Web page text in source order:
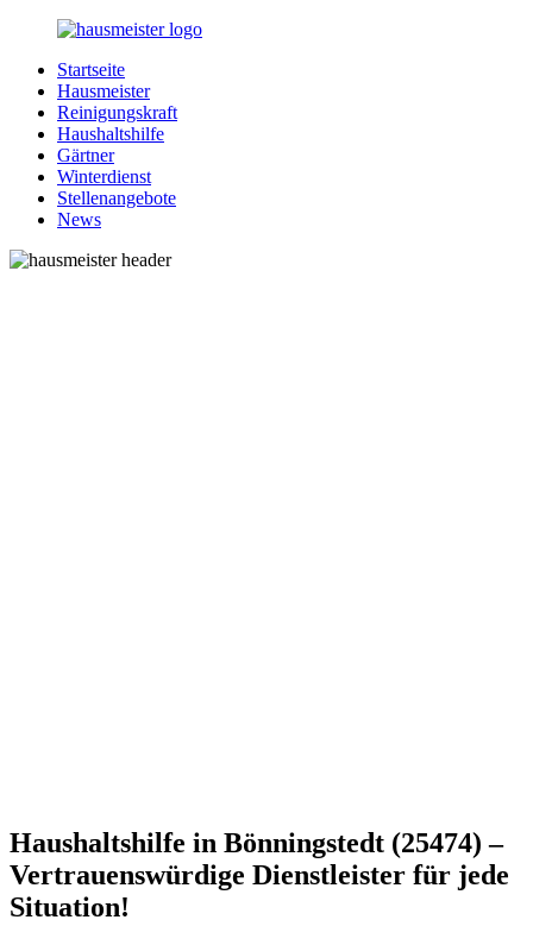
Zurück
Inhalt
Hausmeister.de
Alles
rund
Ihren
Haushalt
Startseite
Hausmeister
Reinigungskraft
Haushaltshilfe
Gärtner
Winterdienst
Stellenangebote
News
Haushaltshilfe in Bönningstedt (25474) –
Vertrauenswürdige Dienstleister für jede
Situation!